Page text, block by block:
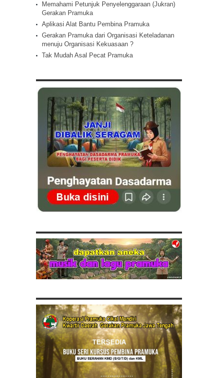
Memahami Petunjuk Penyelenggaraan (Jukran)
Gerakan Pramuka
Aplikasi Alat Bantu Pembina Pramuka
Gerakan Pramuka dari Organisasi Keteladanan
menuju Organisasi Kekuasaan ?
Tak Mudah Asal Pecat Pramuka